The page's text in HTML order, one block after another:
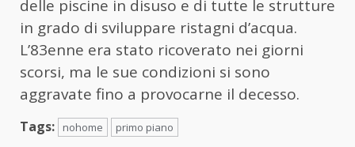
delle piscine in disuso e di tutte le strutture
in grado di sviluppare ristagni d’acqua.
L’83enne era stato ricoverato nei giorni
scorsi, ma le sue condizioni si sono
aggravate fino a provocarne il decesso.
Tags: nohome primo piano